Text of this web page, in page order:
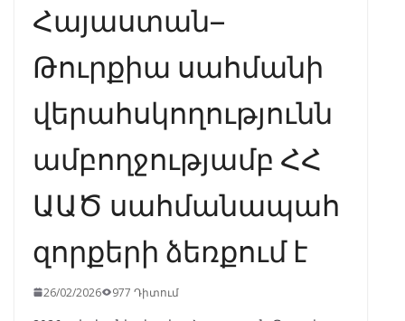
Հայաստան–
Թուրքիա սահմանի
վերահսկողությունն
ամբողջությամբ ՀՀ
ԱԱԾ սահմանապահ
զորքերի ձեռքում է
26/02/2026 977 Դիտում